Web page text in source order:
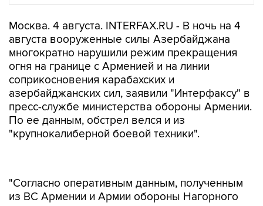
Москва. 4 августа. INTERFAX.RU - В ночь на 4
августа вооруженные силы Азербайджана
многократно нарушили режим прекращения
огня на границе с Арменией и на линии
соприкосновения карабахских и
азербайджанских сил, заявили "Интерфаксу" в
пресс-службе министерства обороны Армении.
По ее данным, обстрел велся и из
"крупнокалиберной боевой техники".
Карабаха, в период между 3 и 4 августа
Азербайджан нарушил режим прекращения